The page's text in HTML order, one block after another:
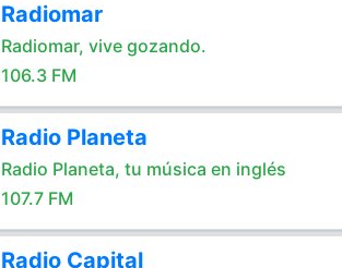
Radiomar
Radiomar, vive gozando.
106.3 FM
Radio Planeta
Radio Planeta, tu música en inglés
107.7 FM
Radio Capital